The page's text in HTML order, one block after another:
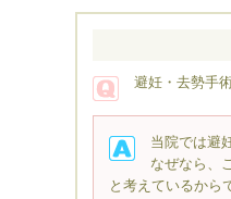
避妊・去勢手
当院では避
なぜなら、
と考えているから